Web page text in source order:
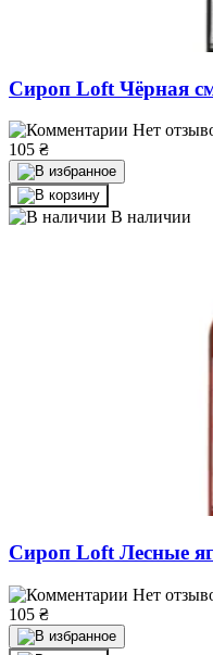
Сироп Loft Чёрная
Нет
105 ₴
В наличии
Сироп Loft Лесные
Нет
105 ₴